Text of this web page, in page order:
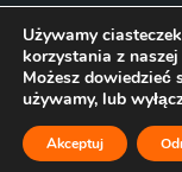
Używamy
korzystania z
Możesz dowiedzieć
używamy, lub
Akceptuj